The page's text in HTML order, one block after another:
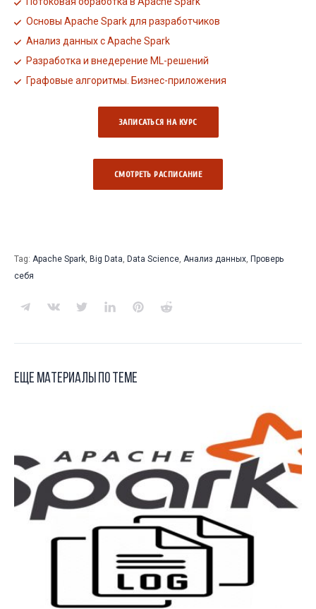
Основы Apache Spark для разработчиков
Анализ данных с Apache Spark
Разработка и внедерение ML-решений
Графовые алгоритмы. Бизнес-приложения
ЗАПИСАТЬСЯ НА КУРС
СМОТРЕТЬ РАCПИСАНИЕ
Tag: Apache Spark, Big Data, Data Science, Анализ данных, Проверь
себя
Еще материалы по теме